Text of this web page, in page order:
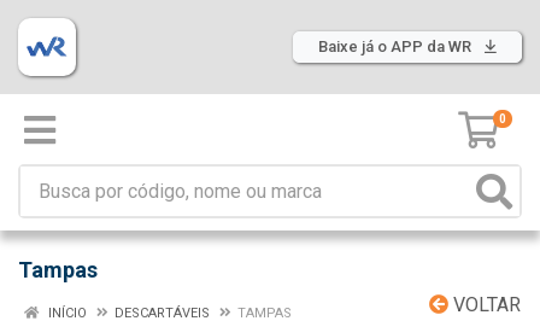
Baixe já o APP da WR
0
Tampas
VOLTAR
INÍCIO DESCARTÁVEIS TAMPAS